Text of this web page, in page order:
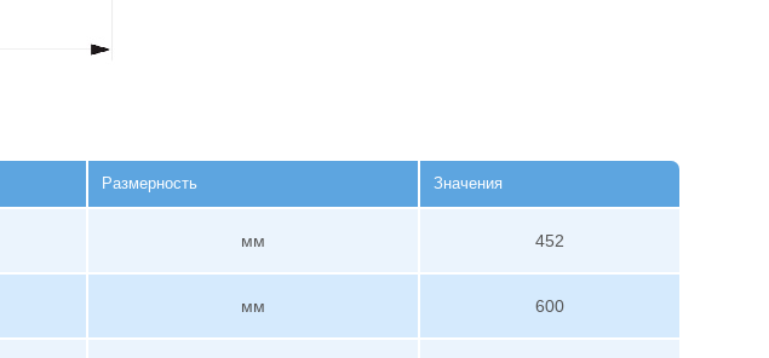
Размерность Значения
мм 452
мм 600